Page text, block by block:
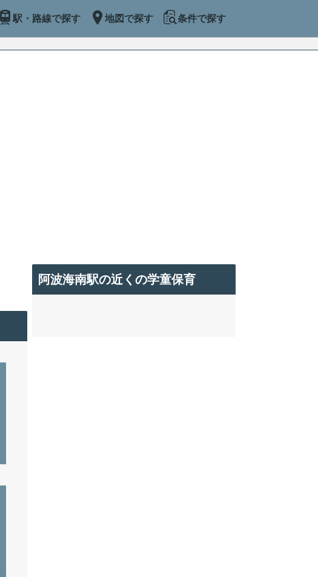
駅・路線で探す 地図で探す 条件で探す
阿波海南駅の近くの学童保育